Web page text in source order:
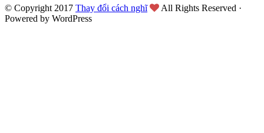
© Copyright 2017 Thay đổi cách nghĩ
All Rights Reserved ·
Powered by WordPress